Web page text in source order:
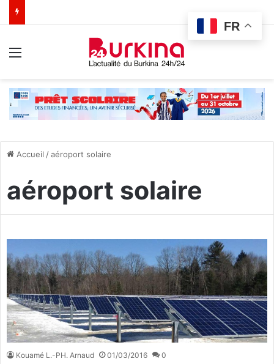
Accueil /aéroport solaire
aéroport solaire
Kouamé L.-PH. Arnaud 01/03/2016 0
FR